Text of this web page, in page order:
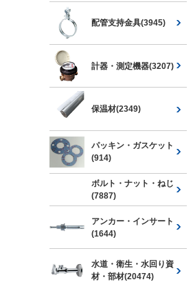
配管支持金具(3945)
計器・測定機器(3207)
保温材(2349)
パッキン・ガスケット
(914)
ボルト・ナット・ねじ
(7887)
アンカー・インサート
(1644)
水道・衛生・水回り資
材・部材(20474)